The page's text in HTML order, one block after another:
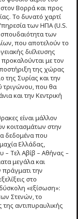
Βορρά και προς
Το δυνατό χαρτί
των ΗΠΑ (U.S.
των
που αποτελούν το
διέλευσης
με τον
της χώρας
της Συρίας και την
τριγώνου, που θα
και την Κεντρική
είναι μάλλον
κοιτασμάτων στην
δεδομένα που
Ελλάδας,
– Τελ Αβίβ – Αθήνας –
μεγάλα και
την
στο
«εξίσωση»:
Στενών, το
αντιπυραυλικής